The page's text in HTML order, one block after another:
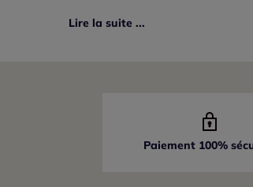
Lire la suite ...
Paiement 100%